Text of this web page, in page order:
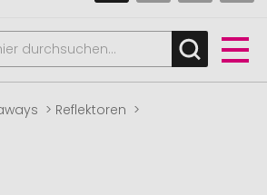
Reflektoren